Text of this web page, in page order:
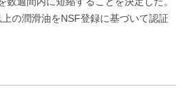
の潤滑油をNSF登録に基づいて認証